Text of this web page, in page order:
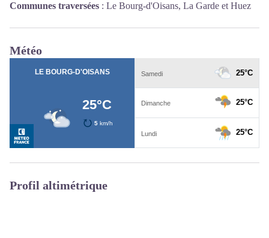
Communes traversées : Le Bourg-d'Oisans, La Garde et Huez
Météo
Profil altimétrique